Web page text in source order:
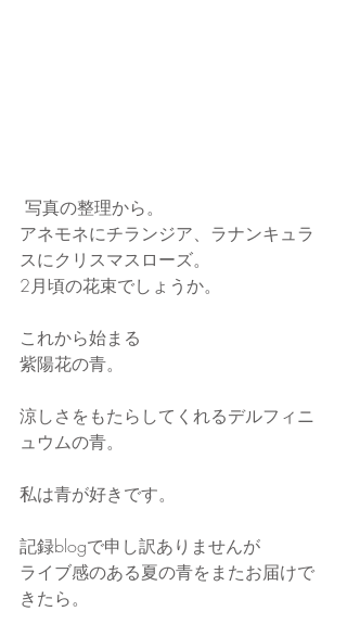
写真の整理から。
アネモネにチランジア、ラナンキュラ
スにクリスマスローズ。
2月頃の花束でしょうか。
これから始まる
紫陽花の青。
涼しさをもたらしてくれるデルフィニ
ュウムの青。
私は青が好きです。
記録blogで申し訳ありませんが
ライブ感のある夏の青をまたお届けで
きたら。